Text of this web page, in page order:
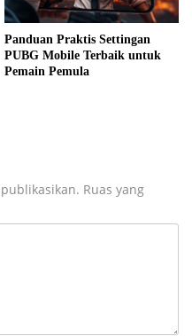
Panduan Praktis Settingan
PUBG Mobile Terbaik untuk
Pemain Pemula
Ruas yang